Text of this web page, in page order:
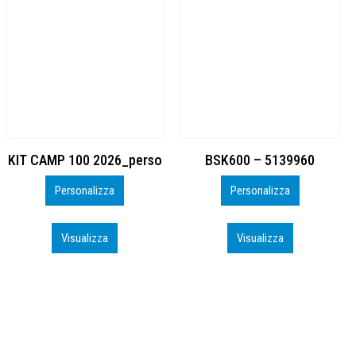
BSK600 – 5139960
Personalizza
Visualizza
DTF
Personalizza
Visualizza